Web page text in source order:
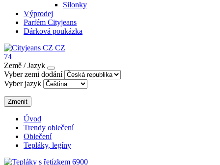
Silonky
Výprodej
Parfém Cityjeans
Dárková poukázka
CZ
74
Země / Jazyk
Vyber zemi dodání
Vyber jazyk
Zmenit
Úvod
Trendy oblečení
Oblečení
Tepláky, legíny